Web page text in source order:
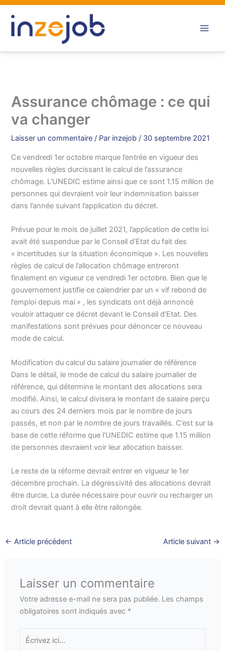
Aller
contenu
Assurance chômage : ce qui
va changer
Laisser un commentaire / Par inzejob/ 30 septembre 2021
Ce vendredi 1er octobre marque l’entrée en vigueur des
nouvelles règles durcissant le calcul de l’assurance
chômage. L’UNEDIC estime ainsi que ce sont 1.15 million de
personnes qui devraient voir leur indemnisation baisser
dans l’année suivant l’application du décret.
Prévue pour le mois de juillet 2021, l’application de cette loi
avait été suspendue par le Conseil d’Etat du fait des
« incertitudes sur la situation économique ». Les nouvelles
règles de calcul de l’allocation chômage entreront
finalement en vigueur ce vendredi 1er octobre. Bien que le
gouvernement justifie ce calendrier par un « vif rebond de
l’emploi depuis mai » , les syndicats ont déjà annoncé
vouloir attaquer ce décret devant le Conseil d’Etat. Des
manifestations sont prévues pour dénoncer ce nouveau
mode de calcul.
Modification du calcul du salaire journalier de référence
Dans le détail, le mode de calcul du salaire journalier de
référence, qui détermine le montant des allocations sera
modifié. Ainsi, le calcul divisera le montant de salaire perçu
au cours des 24 derniers mois par le nombre de jours
passés, et non par le nombre de jours travaillés. C’est sur la
base de cette réforme que l’UNEDIC estime que 1.15 million
de personnes devraient voir leur allocation baisser.
Le reste de la réforme devrait entrer en vigueur le 1er
décembre prochain. La dégressivité des allocations devrait
être durcie. La durée nécessaire pour ouvrir ou recharger un
droit devrait quant à elle être rallongée.
← Article précédent Article suivant →
Laisser un commentaire
Votre adresse e-mail ne sera pas publiée. Les champs
obligatoires sont indiqués avec *
Écrivez
ici…